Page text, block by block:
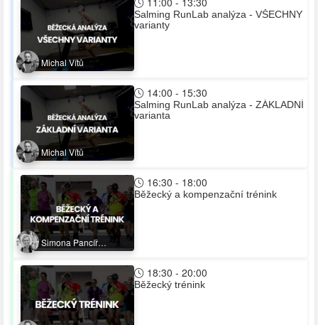
Michal Vítů
Salming RunLab analýza - VŠECHNY
varianty
Michal Vítů
14:00 - 15:30
Salming RunLab analýza - ZÁKLADNÍ
varianta
Simona Pancíř
Švarcová
16:30 - 18:00
Běžecký a kompenzační trénink
18:30 - 20:00
Běžecký trénink